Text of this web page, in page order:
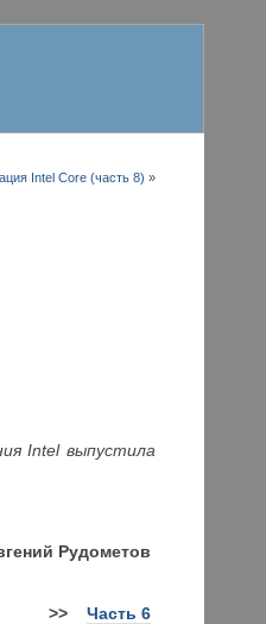
Intel Core (часть 8) »
Intel выпустила
Рудометов
>> Часть 6